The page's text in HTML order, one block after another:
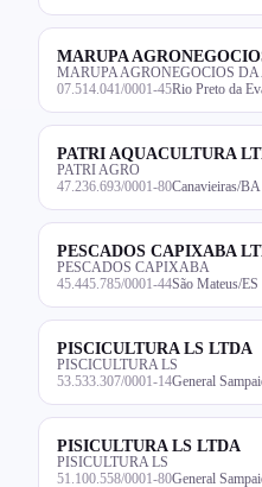
MARUPA
MARUPA AGRONEGOCIOS
07.514.041/0001-45Rio Preto da
PATRI AQUACULTURA
PATRI AGRO
47.236.693/0001-80Canavieiras/BA
PESCADOS CAPIXABA
PESCADOS CAPIXABA
45.445.785/0001-44São Mateus/ES
PISCICULTURA LS LTDA
PISCICULTURA LS
53.533.307/0001-14General
PISICULTURA LS LTDA
PISICULTURA LS
51.100.558/0001-80General